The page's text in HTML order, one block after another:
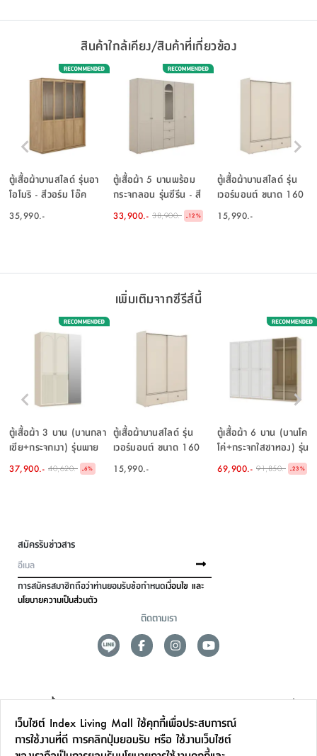
สินค้าใกล้เคียง/สินค้าที่เกี่ยวข้อง
ตู้เสื้อผ้าบานสไลด์ รุ่นอา
โอโมริ - สีวอร์ม โอ๊ค
35,990.-
ตู้เสื้อผ้า 5 บานพร้อม
กระจกลอน รุ่นซีรีน - สี
เบจ
33,900.- 38,900.- -12%
ตู้เสื้อผ้าบานสไลด์ รุ่น
เวอร์มอนต์ ขนาด 160
ซม. - สีเบจ
15,990.-
เพิ่มเติมจากซีรีส์นี้
ตู้เสื้อผ้า 3 บาน (บานกลา
เซีย+กระจกเงา) รุ่นพาย
ขนาด 150 ซม. - สีเบจ
37,900.- 40,620.- -6%
ตู้เสื้อผ้าบานสไลด์ รุ่น
เวอร์มอนต์ ขนาด 160
ซม. - สีเบจ
15,990.-
ตู้เสื้อผ้า 6 บาน (บานโค
โค่+กระจกใสชาทอง) รุ่น
พาย ขนาด 300 ซม. - สี
เบจ
69,900.- 91,850.- -23%
สมัครรับข่าวสาร
การสมัครสมาชิกถือว่าท่านยอมรับข้อกำหนดเงื่อนไข และ
นโยบายความเป็นส่วนตัว
ติดตามเรา
ดูแลลูกค้า
สาขาและการบริการ
เว็บไซต์ Index Living Mall ใช้คุกกี้เพื่อประสบการณ์
การใช้งานที่ดี การคลิกปุ่มยอมรับ หรือ ใช้งานเว็บไซต์